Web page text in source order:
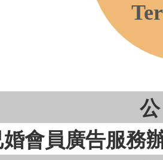
婚會員廣告服務